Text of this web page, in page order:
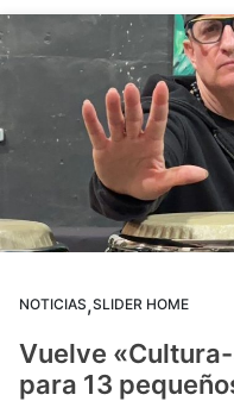
NOTICIAS,SLIDER HOME
Vuelve
para 13